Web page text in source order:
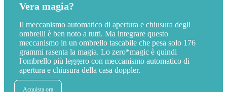
Vera magia?
Il meccanismo automatico di apertura e chiusura degli
ombrelli è ben noto a tutti. Ma integrare questo
meccanismo in un ombrello tascabile che pesa solo 176
grammi rasenta la magia. Lo zero*magic è quindi
l'ombrello più leggero con meccanismo automatico di
apertura e chiusura della casa doppler.
Acquista ora